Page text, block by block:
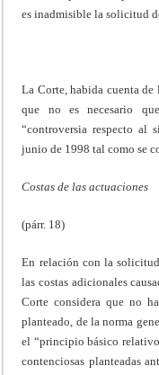
es inadmisible la solicitud
La Corte, habida cuenta
que no es necesario
“controversia respecto
junio de 1998 tal como se
Costas de las actuaciones
(párr. 18)
En relación con la
las costas adicionales
Corte considera que no
planteado, de la norma
el “principio básico
contenciosas planteadas